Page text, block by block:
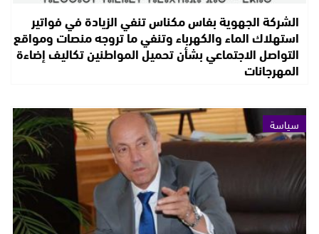
الشركة الجهوية بفاس مكناس تنفي الزيادة في فواتير
استهلاك الماء والكهرباء وتنفي ما تروجه منصات ومواقع
التواصل الاجتماعي بشأن تحميل المواطنين تكاليف إضاءة
المهرجانات
سياسة